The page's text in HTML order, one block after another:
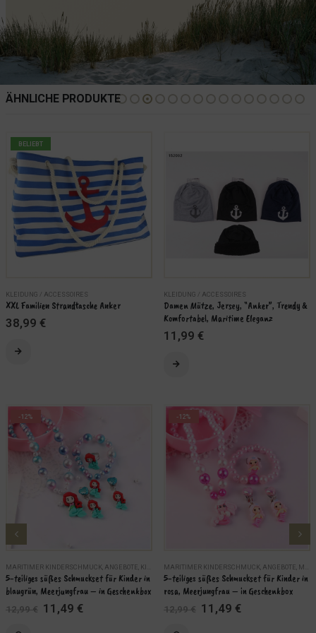
ÄHNLICHE PRODUKTE
BELIEBT
KLEIDUNG / ACCESSOIRES
XXL Familien Strandtasche Anker
38,99 €
KLEIDUNG / ACCESSOIRES
Damen Mütze, Jersey, “Anker”, Trendy &
Komfortabel, Maritime Eleganz
11,99 €
-12%
MARITIMER KINDERSCHMUCK ANGEBOTE KINDER ,MARITIME SCHMUCKSETS,SCHMUCK
5-teiliges süßes Schmuckset für Kinder in
blaugrün, Meerjungfrau – in Geschenkbox
12,99€ Ursprünglicher
Preis
11,49 €Aktueller
-12%
MARITIMER KINDERSCHMUCK ANGEBOTE MARITIME SCHMUCKSETS
5-teiliges süßes Schmuckset für Kinder in
rosa, Meerjungfrau – in Geschenkbox
12,99€ Ursprünglicher
Preis
11,49 €Aktueller